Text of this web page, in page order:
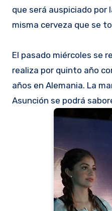
que será auspiciado por
misma cerveza que se
El pasado miércoles se
realiza por quinto año
años en Alemania. La
Asunción se podrá